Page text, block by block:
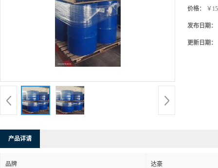
价格： ￥
发布日期：
更新日期：
产品详请
品牌 达豪